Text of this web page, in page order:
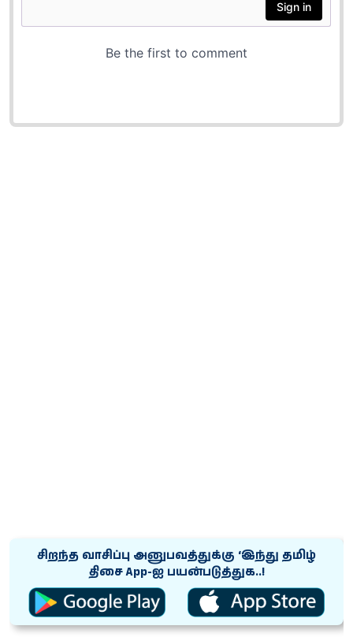
சிறந்த வாசிப்பு அனுபவத்துக்கு ‘இந்து தமிழ்
திசை App-ஐ பயன்படுத்துக..!